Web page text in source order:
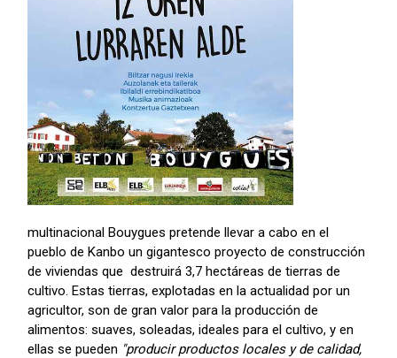
multinacional Bouygues pretende llevar a cabo en el
pueblo de Kanbo un gigantesco proyecto de construcción
de viviendas que destruirá 3,7 hectáreas de tierras de
cultivo. Estas tierras, explotadas en la actualidad por un
agricultor, son de gran valor para la producción de
alimentos: suaves, soleadas, ideales para el cultivo, y en
ellas se pueden "producir productos locales y de calidad,